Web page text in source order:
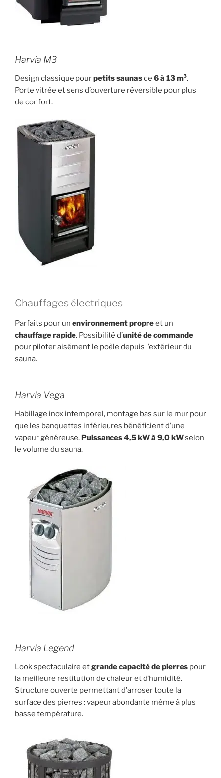
Harvia M3
Design classique pourpetits saunasde 6 à 13 m³.
Porte vitrée et sens d’ouverture réversible pour plus
de confort.
Chauffages électriques
Parfaits pour un environnement propreet un
chauffage rapide. Possibilité d’unité de commande
pour piloter aisément le poêle depuis l’extérieur du
sauna.
Harvia Vega
Habillage inox intemporel, montage bas sur le mur pour
que les banquettes inférieures bénéficient d’une
vapeur généreuse. Puissances 4,5 kW à 9,0 kWselon
le volume du sauna.
Harvia Legend
Look spectaculaire etgrande capacité de pierres pour
la meilleure restitution de chaleur et d’humidité.
Structure ouverte permettant d’arroser toute la
surface des pierres : vapeur abondante même à plus
basse température.